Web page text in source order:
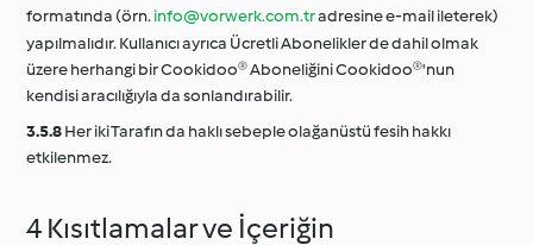
formatında (örn.info@vorwerk.com.tradresine e-mail ileterek)
yapılmalıdır. Kullanıcı ayrıca Ücretli Abonelikler de dahil olmak
üzere herhangi bir Cookidoo® Aboneliğini Cookidoo®'nun
kendisi aracılığıyla da sonlandırabilir.
3.5.8Her iki Tarafın da haklı sebeple olağanüstü fesih hakkı
etkilenmez.
4 Kısıtlamalar ve İçeriğin